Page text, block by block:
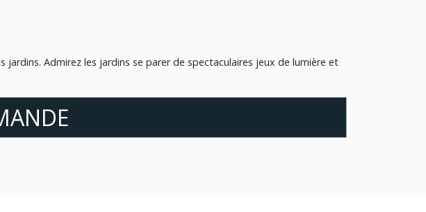
Admirez les jardins se parer de spectaculaires jeux de lumière et